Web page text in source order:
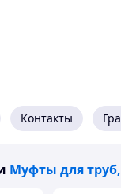
нержавеющей
по
Контакты
Муфты для